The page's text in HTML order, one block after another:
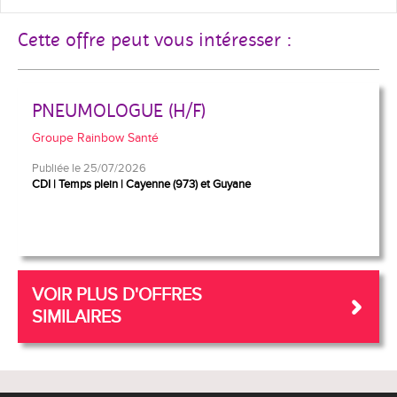
Cette offre peut vous intéresser :
PNEUMOLOGUE (H/F)
Groupe Rainbow Santé
Publiée le 25/07/2026
CDI Temps plein Cayenne (973) et Guyane
VOIR PLUS D'OFFRES
SIMILAIRES